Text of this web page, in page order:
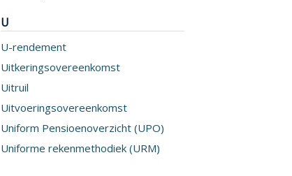
U
U-rendement
Uitkeringsovereenkomst
Uitruil
Uitvoeringsovereenkomst
Uniform Pensioenoverzicht (UPO)
Uniforme rekenmethodiek (URM)